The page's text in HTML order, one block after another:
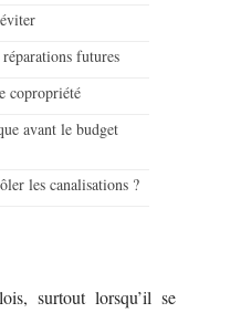
réparations futures
copropriété
avant le budget
les canalisations ?
surtout lorsqu’il se